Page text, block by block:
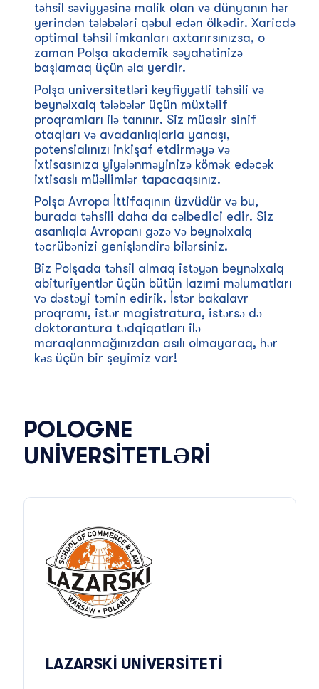
təhsil səviyyəsinə malik olan və dünyanın hər
yerindən tələbələri qəbul edən ölkədir. Xaricdə
optimal təhsil imkanları axtarırsınızsa, o
zaman Polşa akademik səyahətinizə
başlamaq üçün əla yerdir.
Polşa universitetləri keyfiyyətli təhsili və
beynəlxalq tələbələr üçün müxtəlif
proqramları ilə tanınır. Siz müasir sinif
otaqları və avadanlıqlarla yanaşı,
potensialınızı inkişaf etdirməyə və
ixtisasınıza yiyələnməyinizə kömək edəcək
ixtisaslı müəllimlər tapacaqsınız.
Polşa Avropa İttifaqının üzvüdür və bu,
burada təhsili daha da cəlbedici edir. Siz
asanlıqla Avropanı gəzə və beynəlxalq
təcrübənizi genişləndirə bilərsiniz.
Biz Polşada təhsil almaq istəyən beynəlxalq
abituriyentlər üçün bütün lazımi məlumatları
və dəstəyi təmin edirik. İstər bakalavr
proqramı, istər magistratura, istərsə də
doktorantura tədqiqatları ilə
maraqlanmağınızdan asılı olmayaraq, hər
kəs üçün bir şeyimiz var!
POLOGNE
UNIVERSITETLƏRI
LAZARSKI UNIVERSITETI